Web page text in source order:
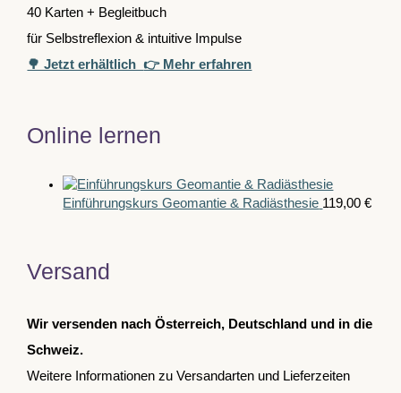
40 Karten + Begleitbuch
für Selbstreflexion & intuitive Impulse
🌳 Jetzt erhältlich👉 Mehr erfahren
Online lernen
Einführungskurs Geomantie & Radiästhesie 119,00€
Versand
Wir versenden nach Österreich, Deutschland und in die
Schweiz.
Weitere Informationen zu Versandarten und Lieferzeiten